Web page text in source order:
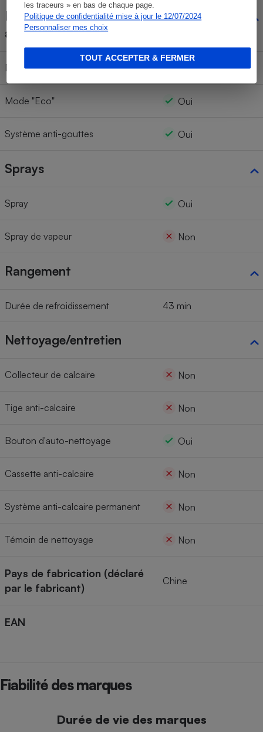
les traceurs » en bas de chaque page.
Politique de confidentialité mise à jour le 12/07/2024
Personnaliser mes choix
TOUT ACCEPTER & FERMER
Fonctions
additionnelles
Défroissage vertical Oui
Mode "Eco" Oui
Système anti-gouttes Oui
Sprays
Spray Oui
Spray de vapeur Non
Rangement
Durée de refroidissement 43 min
Nettoyage/entretien
Collecteur de calcaire Non
Tige anti-calcaire Non
Bouton d'auto-nettoyage Oui
Cassette anti-calcaire Non
Système anti-calcaire permanent Non
Témoin de nettoyage Non
Pays de fabrication (déclaré
par le fabricant)
Chine
EAN
Fiabilité des marques
Durée de vie des marques